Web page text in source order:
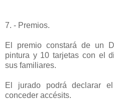
7. - Premios.
El premio constará de un
pintura y 10 tarjetas con el
sus familiares.
El jurado podrá declarar
conceder accésits.